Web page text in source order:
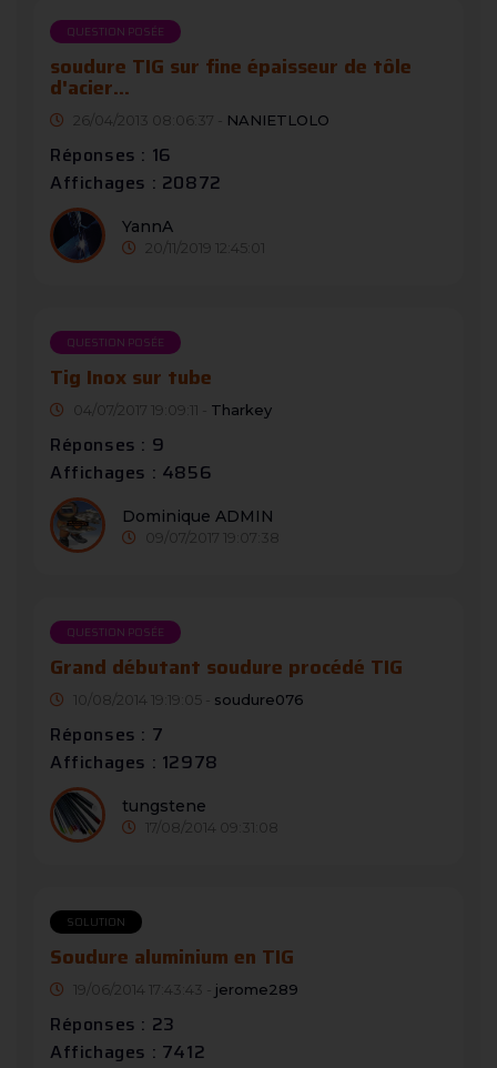
QUESTION POSÉE
soudure TIG sur fine épaisseur de tôle
d'acier...
26/04/2013 08:06:37 - NANIETLOLO
Réponses : 16
Affichages : 20872
YannA
20/11/2019 12:45:01
QUESTION POSÉE
Tig Inox sur tube
04/07/2017 19:09:11 - Tharkey
Réponses : 9
Affichages : 4856
Dominique ADMIN
09/07/2017 19:07:38
QUESTION POSÉE
Grand débutant soudure procédé TIG
10/08/2014 19:19:05 - soudure076
Réponses : 7
Affichages : 12978
tungstene
17/08/2014 09:31:08
SOLUTION
Soudure aluminium en TIG
19/06/2014 17:43:43 - jerome289
Réponses : 23
Affichages : 7412